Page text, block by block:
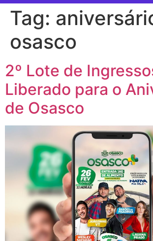
Tag:
osasco
2º Lote de
Liberado para o
de Osasco